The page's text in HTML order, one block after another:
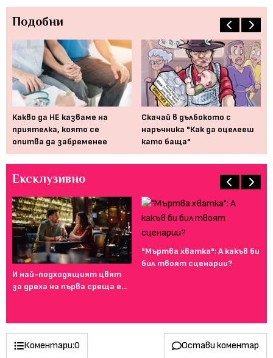
Подобни
Какво да НЕ казваме на
приятелка, която се
опитва да забременее
Скачай в дълбокото с
наръчника "Как да оцелееш
като баща"
Ексклузивно
И най-подходящият цвят
за дреха на първа среща е...
"Мъртва хватка": А какъв би
бил твоят сценарии?
Коментари:0 Остави коментар